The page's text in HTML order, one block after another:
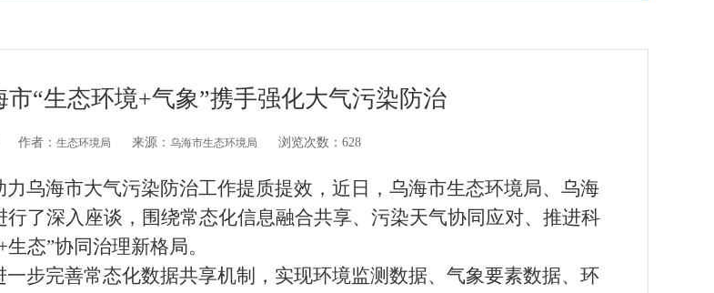
“生态环境+气象”携手强化大气污染防治
作者： 生态环境局 来源： 乌海市生态环境局 浏览次数： 628
乌海市大气污染防治工作提质提效，近日，乌海市生态环境局、乌海
了深入座谈，围绕常态化信息融合共享、污染天气协同应对、推进科
态”协同治理新格局。
步完善常态化数据共享机制，实现环境监测数据、气象要素数据、环